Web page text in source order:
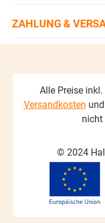
ZAHLUNG &
Alle Preise
Versandkosten
nicht
© 2024